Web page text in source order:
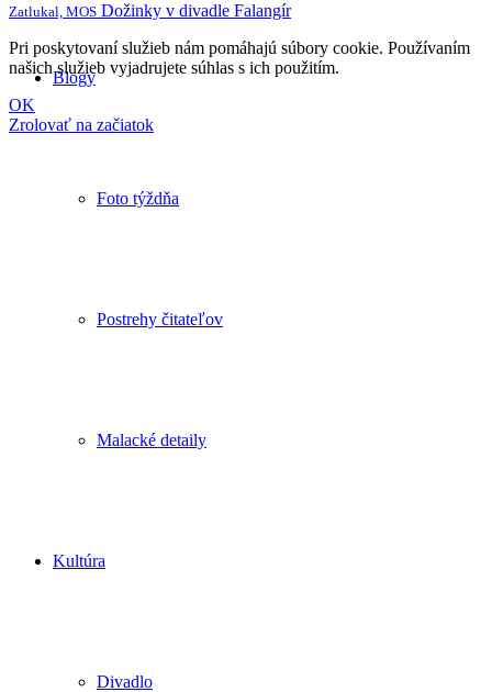
Blogy
Foto týždňa
Postrehy čitateľov
Malacké detaily
Kultúra
Divadlo
Zatlukal, MOS Dožinky v divadle Falangír
Pri poskytovaní služieb nám pomáhajú súbory cookie. Používaním
našich služieb vyjadrujete súhlas s ich použitím.
OK
Zrolovať na začiatok